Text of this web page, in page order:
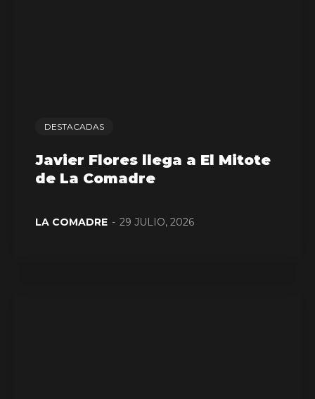
DESTACADAS
Javier Flores llega a El Mitote
de La Comadre
LA COMADRE - 29 JULIO, 2026